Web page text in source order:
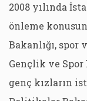
2008 yılında
önleme
Bakanlığı, spor
Gençlik ve
genç kızların